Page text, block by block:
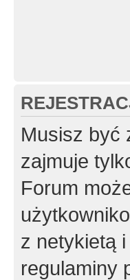
Musisz być
zajmuje
Forum
z netykietą
regulaminy